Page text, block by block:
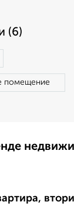
(6)
помещение